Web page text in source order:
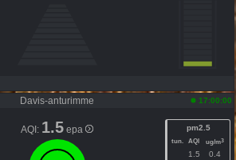
Davis-anturimme 17:00:00
AQI: 1.5 epa pm2.5
tun. AQI ug/m3
1.5 0.4